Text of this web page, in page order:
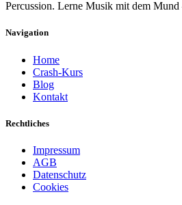
Percussion. Lerne Musik mit dem
Navigation
Home
Crash-Kurs
Blog
Kontakt
Rechtliches
Impressum
AGB
Datenschutz
Cookies